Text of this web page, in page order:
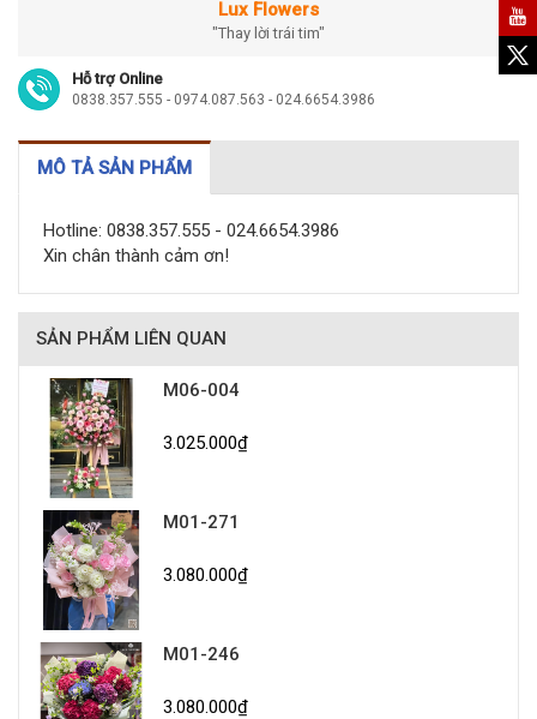
Lux Flowers
"Thay lời trái tim"
Hỗ trợ Online
0838.357.555 - 0974.087.563 - 024.6654.3986
MÔ TẢ SẢN PHẨM
Hotline: 0838.357.555 - 024.6654.3986
Xin chân thành cảm ơn!
SẢN PHẨM LIÊN QUAN
M06-004
3.025.000₫
M01-271
3.080.000₫
M01-246
3.080.000₫